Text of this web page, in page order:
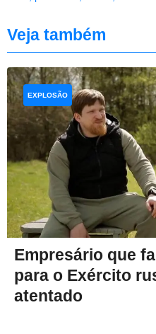
Veja também
Empresário que
para o Exército
atentado
EXPLOSÃO